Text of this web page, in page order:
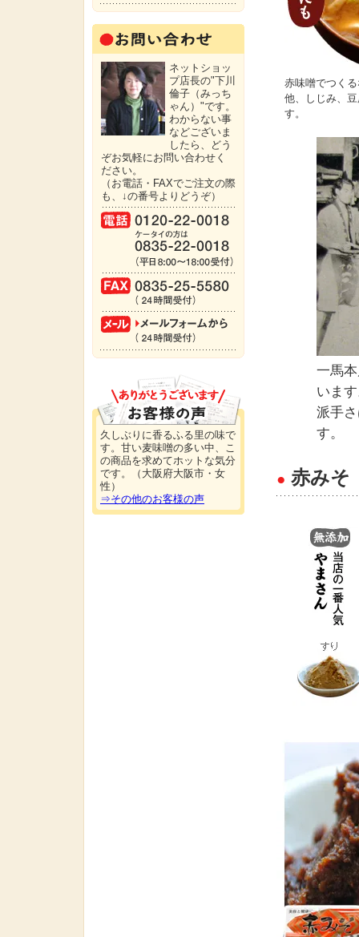
赤味噌でつく
他、しじみ、
す。
一馬
いま
派手
す。
● 赤みそ
ネットショッ
プ店長の"下川
倫子（みっち
ゃん）"です。
わからない事
などございま
したら、どう
ぞお気軽にお問い合わせく
ださい。
（お電話・FAXでご注文の際
も、↓の番号よりどうぞ）
久しぶりに香るふる里の味で
す。甘い麦味噌の多い中、こ
の商品を求めてホットな気分
です。（大阪府大阪市・女
性）
⇒その他のお客様の声